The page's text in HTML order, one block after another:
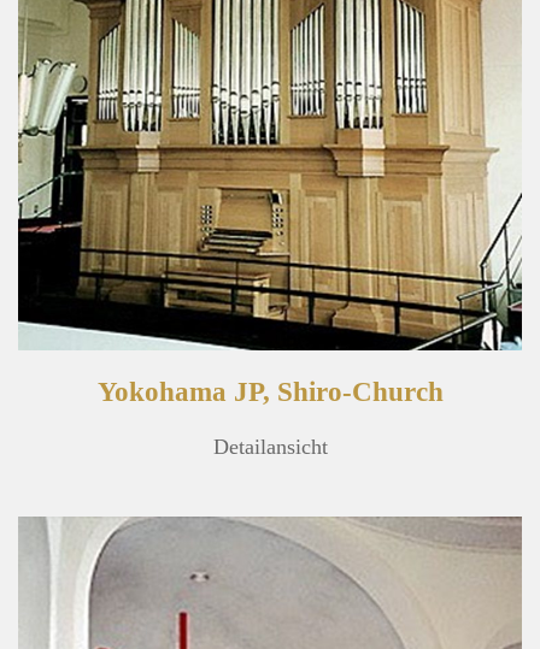
Yokohama JP, Shiro-Church
Detailansicht